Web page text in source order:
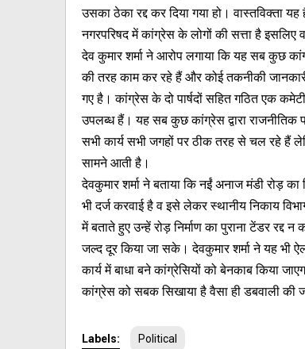
उसका ठेका रद्द कर दिया गया हो। वास्तविक्ता
नगरपरिषद में कांग्रेस के लोगों की सत्ता है इसलिए
देव कुमार शर्मा ने आरोप लगाया कि यह सब कुछ
की तरह काम कर रहे हैं और कोई तकनीकी
गए है। कांग्रेस के दो पार्षदों सहित गठित एक
उपलब्ध हैं। यह सब कुछ कांग्रेस द्वारा राजनीतिक
सभी कार्य सभी जगहों पर ठीक तरह से चल रहे हैं
सामने आती है।
देवकुमार शर्मा ने बताया कि नईं अनाज मंडी रोड़
भी दर्ज करवाई है व इसे लेकर स्थानीय निकाय
में बताते हुए उन्हें रोड़ निर्माण का पुराना टेंडर
जल्द दूर किया जा सके। देवकुमार शर्मा ने यह भी
कार्य में बाधा बने कांग्रेसियों को बेनकाब किया
कांग्रेस को सबक सिखाया है वैसा ही डबवाली की
Labels: Political